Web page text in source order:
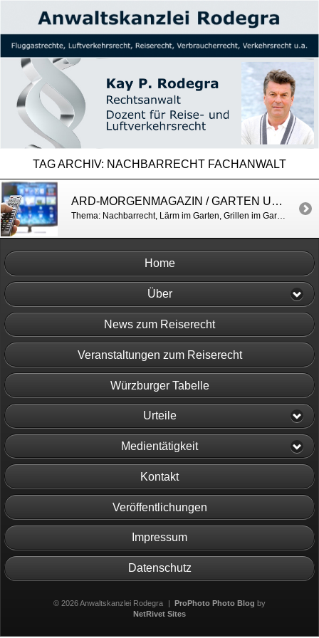
TAG ARCHIV: NACHBARRECHT FACHANWALT
ARD-MORGENMAGAZIN / GARTEN UND RECHT
Thema: Nachbarrecht, Lärm im Garten, Grillen im Garten, Gartenabfälle u.a. https://shortlink.uk/1n10e
Home
Über
News zum Reiserecht
Veranstaltungen zum Reiserecht
Würzburger Tabelle
Urteile
Medientätigkeit
Kontakt
Veröffentlichungen
Impressum
Datenschutz
© 2026 Anwaltskanzlei Rodegra | ProPhoto Photo Blog by
NetRivet Sites